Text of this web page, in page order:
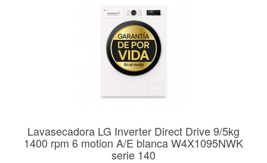
Lavasecadora LG Inverter Direct Drive 9/5kg
1400 rpm 6 motion A/E blanca W4X1095NWK
serie 140